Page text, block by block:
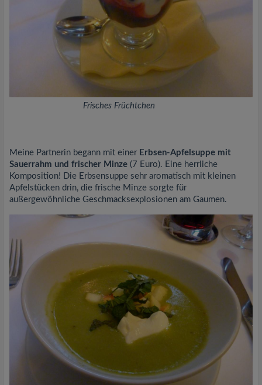
Frisches Früchtchen
Meine Partnerin begann mit einer Erbsen-Apfelsuppe mit
Sauerrahm und frischer Minze (7 Euro). Eine herrliche
Komposition! Die Erbsensuppe sehr aromatisch mit kleinen
Apfelstücken drin, die frische Minze sorgte für
außergewöhnliche Geschmacksexplosionen am Gaumen.